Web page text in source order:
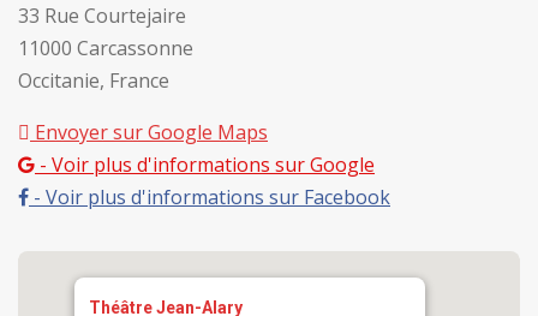
33 Rue Courtejaire
11000 Carcassonne
Occitanie, France
Envoyer sur Google Maps
- Voir plus d'informations sur Google
- Voir plus d'informations sur Facebook
Théâtre Jean-Alary